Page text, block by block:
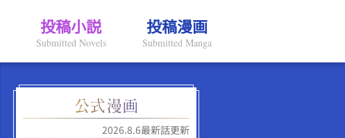
投稿小説
Submitted Novels
投稿漫画
Submitted Manga
2026.8.6最新話更新